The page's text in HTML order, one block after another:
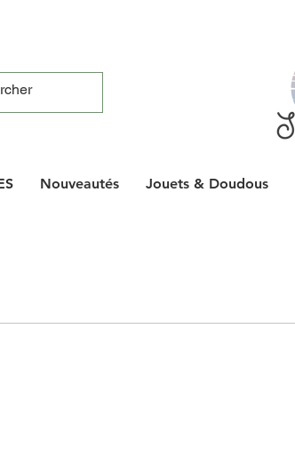
Nouveautés Jouets & Doudous